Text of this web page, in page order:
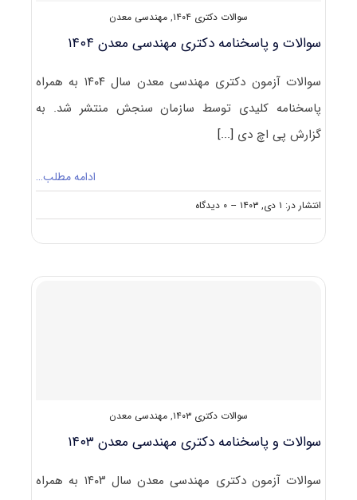
سوالات دکتری ۱۴۰۴ , مهندسی معدن
سوالات و پاسخنامه دکتری مهندسی معدن ۱۴۰۴
سوالات آزمون دکتری مهندسی معدن سال ۱۴۰۴ به همراه
پاسخنامه کلیدی توسط سازمان سنجش منتشر شد. به
گزارش پی اچ دی [...]
ادامه مطلب…
انتشار در: ۱ دی, ۱۴۰۳ -- ۰ دیدگاه
on
سوالات
مهندسی
سوالات دکتری ۱۴۰۳ , مهندسی معدن
سوالات و پاسخنامه دکتری مهندسی معدن ۱۴۰۳
سوالات آزمون دکتری مهندسی معدن سال ۱۴۰۳ به همراه